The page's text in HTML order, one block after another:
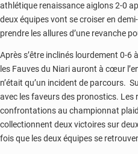
athlétique renaissance aiglons 2-0
deux équipes vont se croiser en
prendre les allures d’une revanche
Après s’être inclinés lourdement 0-6
les Fauves du Niari auront à cœur
n’était qu’un incident de parcours.
avec les faveurs des pronostics. Les
confrontations au championnat
collectionnent deux victoires sur
fois que les deux équipes se